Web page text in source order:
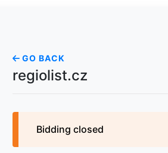
GO BACK
regiolist.cz
Bidding closed